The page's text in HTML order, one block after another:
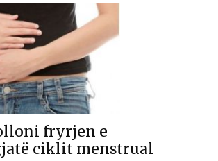
fryrjen e
ciklit menstrual